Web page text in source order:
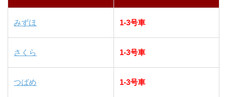
みずほ 1-3号車
さくら 1-3号車
つばめ 1-3号車